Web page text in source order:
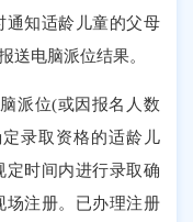
通知适龄儿童的父母
送电脑派位结果。
派位(或因报名人数
定录取资格的适龄儿
时间内进行录取确
场注册。已办理注册